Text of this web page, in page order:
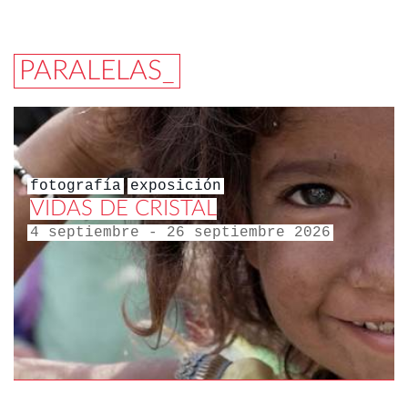
PARALELAS_
fotografía exposición
VIDAS DE CRISTAL
4 septiembre - 26 septiembre 2026